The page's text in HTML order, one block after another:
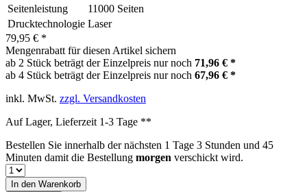
Seitenleistung
11000 Seiten
Drucktechnologie Laser
79,95 € *
Mengenrabatt für diesen Artikel sichern
ab 2 Stück beträgt der Einzelpreis nur noch 71,96 € *
ab 4 Stück beträgt der Einzelpreis nur noch 67,96 € *
inkl. MwSt. zzgl. Versandkosten
Auf Lager, Lieferzeit 1-3 Tage **
Bestellen Sie innerhalb der nächsten 1 Tage 3 Stunden und 45
Minuten damit die Bestellung morgen verschickt wird.
In den Warenkorb